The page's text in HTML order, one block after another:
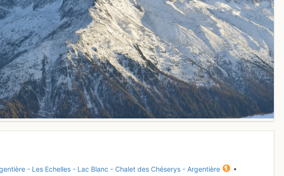
- Les Echelles - Lac Blanc - Chalet des Chéserys - Argentière
•